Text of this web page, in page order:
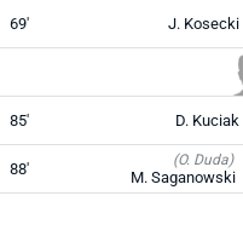
69' J. Kosecki
85' D. Kuciak
88' (O. Duda)
M. Saganowski